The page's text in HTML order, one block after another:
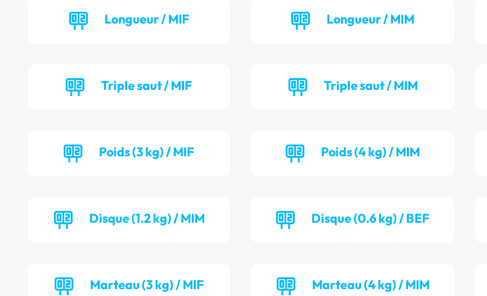
Longueur / MIF Longueur / MIM
Triple saut / MIF Triple saut / MIM
Poids (3 kg) / MIF Poids (4 kg) / MIM
Disque (1.2 kg) / MIM Disque (0.6 kg) / BEF
Marteau (3 kg) / MIF Marteau (4 kg) / MIM